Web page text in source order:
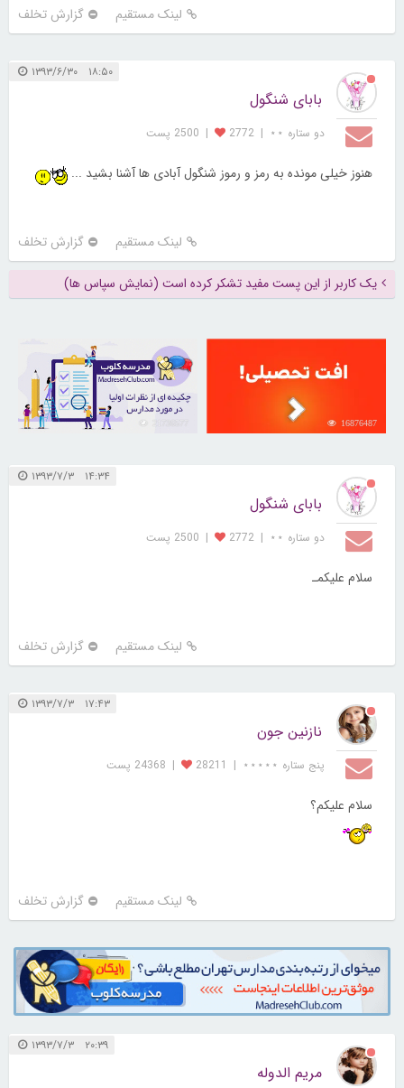
لینک مستقیم گزارش تخلف
۱۸:۵۰ ۱۳۹۳/۶/۳۰
بابای شنگول
دو ستاره ⋆⋆ |
2772
| 2500 پست
هنوز خیلی مونده به رمز و رموز شنگول آبادی ها آشنا بشید ...
لینک مستقیم گزارش تخلف
یک کاربر از این پست مفید تشکر کرده است (نمایش سپاس ها)
16876487
۱۴:۳۴ ۱۳۹۳/۷/۳
بابای شنگول
دو ستاره ⋆⋆ |
2772
| 2500 پست
سلام علیکمـ
لینک مستقیم گزارش تخلف
۱۷:۴۳ ۱۳۹۳/۷/۳
نازنین جون
پنج ستاره ⋆⋆⋆⋆⋆ |
28211
| 24368 پست
سلام علیکم؟
لینک مستقیم گزارش تخلف
۲۰:۳۹ ۱۳۹۳/۷/۳
مریم الدوله